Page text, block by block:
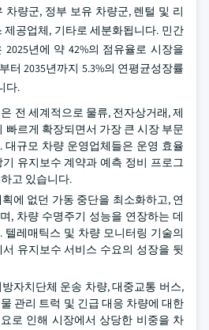
차량군, 정부 보유 차량군, 렌털 및 리
제공업체, 기타로 세분화됩니다. 민간
년에 약 42%의 점유율로 시장을
터 2035년까지 5.3%의 연평균성장률
다.
전 세계적으로 물류, 전자상거래, 제
빠르게 확장되면서 가장 큰 시장 부문
대규모 차량 운영업체들은 운영 효율
유지보수 계약과 예측 정비 프로그
고 있습니다.
에 없던 가동 중단을 최소화하고, 연
, 차량 수명주기 성능을 연장하는 데
텔레매틱스 및 차량 모니터링 기술의
유지보수 서비스 수요의 성장을 뒷
자치단체 운송 차량, 대중교통 버스,
관리 트럭 및 긴급 대응 차량에 대한
로 인해 시장에서 상당한 비중을 차